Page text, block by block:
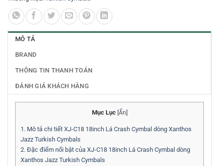
MÔ TẢ
BRAND
THÔNG TIN THANH TOÁN
ĐÁNH GIÁ KHÁCH HÀNG
Mục Lục Ẩn
1. Mô tả chi tiết XJ-C18 18inch Lá Crash Cymbal dòng Xanthos
Jazz Turkish Cymbals
2. Đặc điểm nổi bật của XJ-C18 18inch Lá Crash Cymbal dòng
Xanthos Jazz Turkish Cymbals